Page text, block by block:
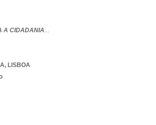
A CIDADANIA...
, LISBOA